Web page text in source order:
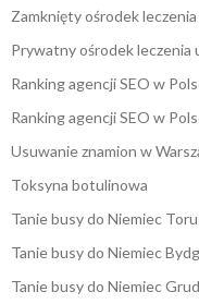
Zamknięty ośrodek
Prywatny ośrodek leczenia
Ranking agencji SEO w
Ranking agencji SEO w
Usuwanie znamion w
Toksyna botulinowa
Tanie busy do Niemiec
Tanie busy do Niemiec
Tanie busy do Niemiec